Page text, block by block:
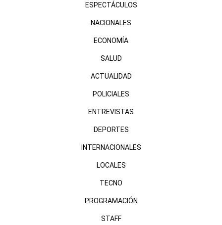
ESPECTÁCULOS
NACIONALES
ECONOMÍA
SALUD
ACTUALIDAD
POLICIALES
ENTREVISTAS
DEPORTES
INTERNACIONALES
LOCALES
TECNO
PROGRAMACIÓN
STAFF